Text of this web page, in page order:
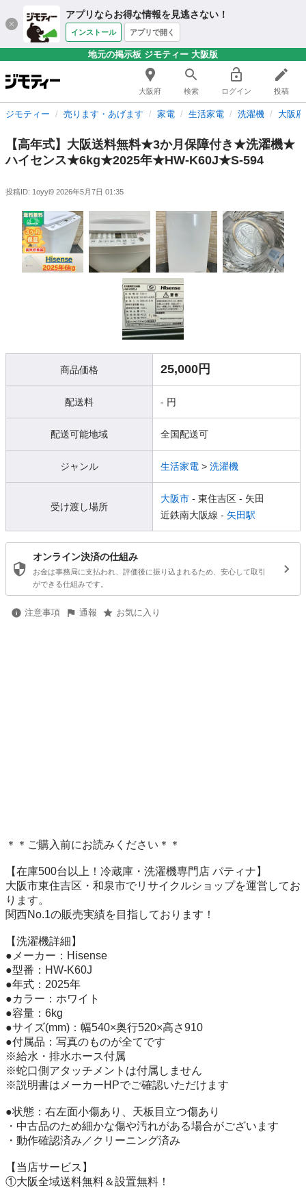
アプリならお得な情報を見逃さない！
インストール アプリで開く
地元の掲示板 ジモティー 大阪版
大阪府 検索 ログイン 投稿
ジモティー 売ります・あげます 家電 生活家電 洗濯機 大阪
【高年式】大阪送料無料★3か月保障付き★洗濯機★
ハイセンス★6kg★2025年★HW-K60J★S-594
投稿ID: 1oyyi9 2026年5月7日 01:35
商品価格 25,000円
配送料 - 円
配送可能地域 全国配送可
ジャンル 生活家電 > 洗濯機
受け渡し場所
大阪市 - 東住吉区 - 矢田
近鉄南大阪線 - 矢田駅
オンライン決済の仕組み
お金は事務局に支払われ、評価後に振り込まれるため、安心して取引
ができる仕組みです。
注意事項 通報 お気に入り
＊＊ご購入前にお読みください＊＊
【在庫500台以上！冷蔵庫・洗濯機専門店 パティナ】
大阪市東住吉区・和泉市でリサイクルショップを運営してお
ります。
関西No.1の販売実績を目指しております！
【洗濯機詳細】
●メーカー：Hisense
●型番：HW-K60J
●年式：2025年
●カラー：ホワイト
●容量：6kg
●サイズ(mm)：幅540×奥行520×高さ910
●付属品：写真のものが全てです
※給水・排水ホース付属
※蛇口側アタッチメントは付属しません
※説明書はメーカーHPでご確認いただけます
●状態：右左面小傷あり、天板目立つ傷あり
・中古品のため細かな傷や汚れがある場合がございます
・動作確認済み／クリーニング済み
【当店サービス】
①大阪全域送料無料＆設置無料！